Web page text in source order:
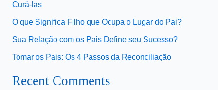
Curá-las
O que Significa Filho que Ocupa o Lugar do Pai?
Sua Relação com os Pais Define seu Sucesso?
Tomar os Pais: Os 4 Passos da Reconciliação
Recent Comments